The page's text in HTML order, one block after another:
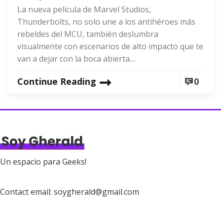
La nueva película de Marvel Studios,
Thunderbolts, no solo une a los antihéroes más
rebeldes del MCU, también deslumbra
visualmente con escenarios de alto impacto que te
van a dejar con la boca abierta....
Continue Reading 0
Soy Gherald
Un espacio para Geeks!
Contact email: soygherald@gmail.com